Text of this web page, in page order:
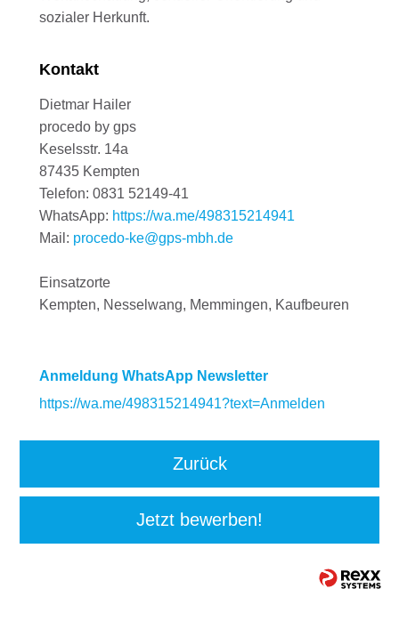
sozialer Herkunft.
Kontakt
Dietmar Hailer
procedo by gps
Keselsstr. 14a
87435 Kempten
Telefon: 0831 52149-41
WhatsApp: https://wa.me/498315214941
Mail: procedo-ke@gps-mbh.de
Einsatzorte
Kempten, Nesselwang, Memmingen, Kaufbeuren
Anmeldung WhatsApp Newsletter
https://wa.me/498315214941?text=Anmelden
Zurück
Jetzt bewerben!